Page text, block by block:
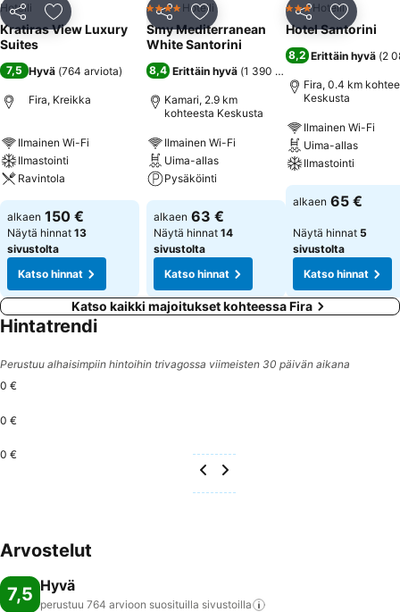
Jaa Lisää suosikkeihin
Hotelli
Kratiras View Luxury
Suites
7,5 Hyvä (764 arviota)
Fira, Kreikka
Ilmainen Wi-Fi
Ilmastointi
Ravintola
alkaen 150 €
Näytä hinnat 13
sivustolta
Katso hinnat
Jaa Lisää suosikkeihin
4 Tähtiluokitus
Hotelli
Smy Mediterranean
White Santorini
8,4 Erittäin hyvä (1 390 arviota
Kamari, 2.9 km
kohteesta Keskusta
Ilmainen Wi-Fi
Uima-allas
Pysäköinti
alkaen 63 €
Näytä hinnat 14
sivustolta
Katso hinnat
Jaa Lisää
3 Tähtiluokitus
Hotelli
Hotel Santorini
8,2 Erittäin hyvä (2
Fira, 0.4 km
Keskusta
Ilmainen Wi-Fi
Uima-allas
Ilmastointi
alkaen 65 €
Näytä hinnat 5
sivustolta
Katso hinnat
Katso kaikki majoitukset kohteessa Fira
Hintatrendi
Perustuu alhaisimpiin hintoihin trivagossa viimeisten 30 päivän aikana
0 €
0 €
0 €
Arvostelut
7,5 Hyvä
perustuu 764 arvioon suosituilla sivustoilla